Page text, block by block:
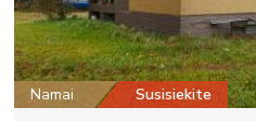
Namai Susisiekite